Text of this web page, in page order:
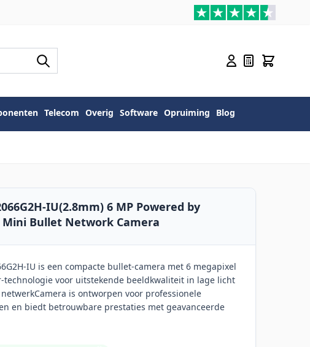
Telecom Overig Software Opruiming Blog
IU(2.8mm) 6 MP Powered by
Bullet Network Camera
IU is een compacte bullet-camera met 6 megapixel
technologie voor uitstekende beeldkwaliteit in lage licht
is ontworpen voor professionele
en biedt betrouwbare prestaties met geavanceerde